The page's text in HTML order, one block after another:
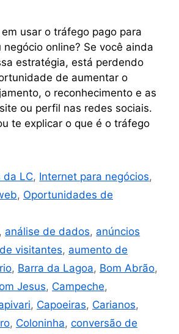
usar o tráfego pago para
negócio online? Se você ainda
estratégia, está perdendo
de aumentar o
o reconhecimento e as
ou perfil nas redes sociais.
te explicar o que é o tráfego
da LC, Internet para negócios,
, Oportunidades de
, análise de dados, anúncios
visitantes, aumento de
, Barra da Lagoa, Bom Abrão,
Jesus, Campeche,
, Capoeiras, Carianos,
, Coloninha, conversão de